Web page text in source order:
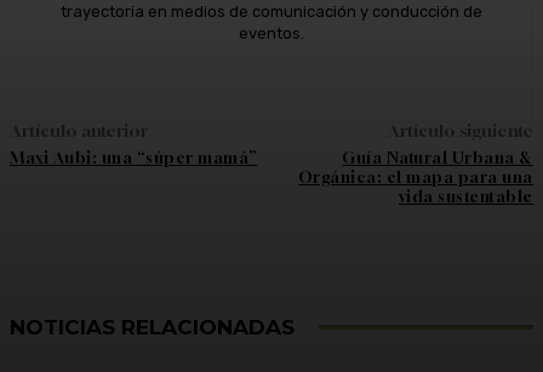
trayectoria en medios de comunicación y conducción de
eventos.
Artículo anterior
Maxi Aubi: una “súper mamá”
Artículo siguiente
Guía Natural Urbana &
Orgánica: el mapa para una
vida sustentable
NOTICIAS RELACIONADAS